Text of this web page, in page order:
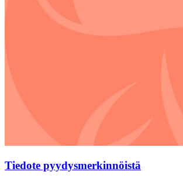
Tiedote pyydysmerkinnöistä